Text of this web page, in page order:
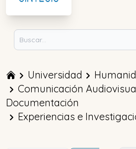
Universidad
Comunicación
Documentación
Experiencias e